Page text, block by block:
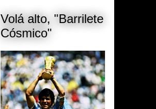
Volá alto, "Barrilete
Cósmico"